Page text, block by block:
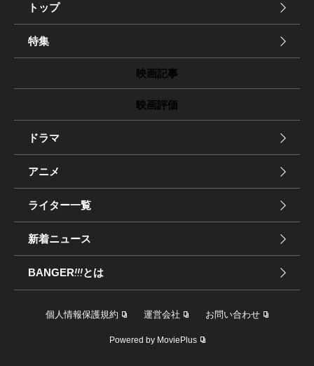
トップ
特集
映画記事
映画評価
ドラマ
アニメ
ライター一覧
新着ニュース
BANGER!!!とは
個人情報保護規約 運営会社 お問い合わせ
Powered by MoviePlus